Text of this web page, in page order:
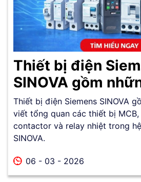
Thiết bị điện
SINOVA gồm
Thiết bị điện Siemens SINOVA
viết tổng quan các thiết bị MCB,
contactor và relay nhiệt trong
SINOVA.
06 - 03 - 2026